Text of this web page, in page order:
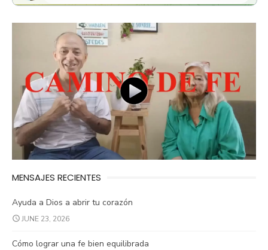
MENSAJES RECIENTES
Ayuda a Dios a abrir tu corazón
JUNE 23, 2026
Cómo lograr una fe bien equilibrada